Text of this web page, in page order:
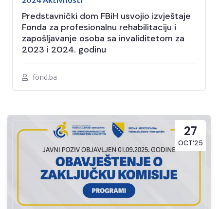
Predstavnički dom FBiH usvojio izvještaje
Fonda za profesionalnu rehabilitaciju i
zapošljavanje osoba sa invaliditetom za
2023 i 2024. godinu
fond.ba
27
OCT'25